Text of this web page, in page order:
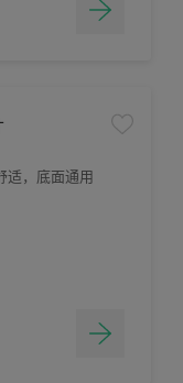
适，底面通用